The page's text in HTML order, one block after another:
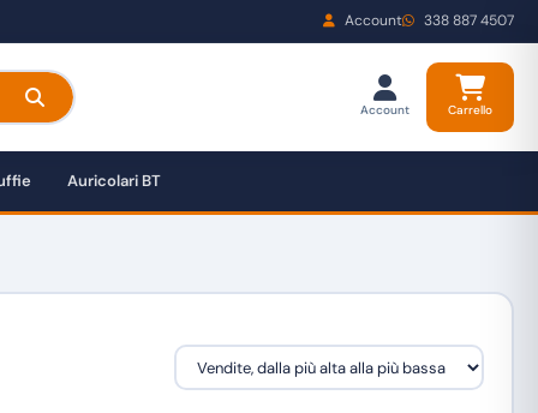
Account 338 887 4507
Account Carrello
Auricolari BT